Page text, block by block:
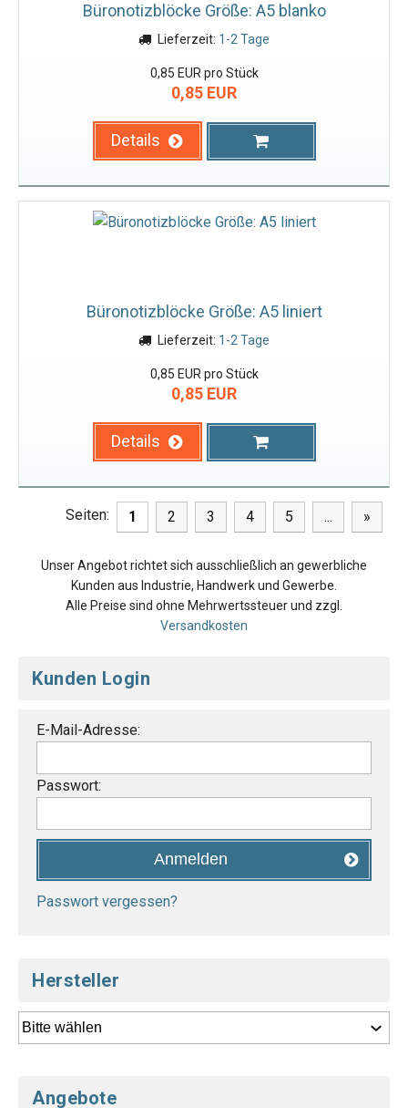
Büronotizblöcke Größe: A5 blanko
Lieferzeit: 1-2 Tage
0,85 EUR pro Stück
0,85 EUR
Details
Büronotizblöcke Größe: A5 liniert
Lieferzeit: 1-2 Tage
0,85 EUR pro Stück
0,85 EUR
Details
Seiten: 1 2 3 4 5 ... »
Unser Angebot richtet sich ausschließlich an gewerbliche
Kunden aus Industrie, Handwerk und Gewerbe.
Alle Preise sind ohne Mehrwertssteuer und zzgl.
Versandkosten
Kunden Login
E-Mail-Adresse:
Passwort:
Anmelden
Passwort vergessen?
Hersteller
Angebote